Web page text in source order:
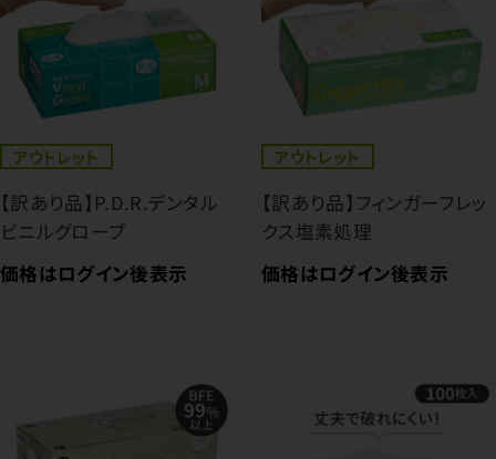
アウトレット
【訳あり品】P.D.R.デンタル
ビニルグローブ
価格はログイン後表示
アウトレット
【訳あり品】フィンガーフレッ
クス塩素処理
価格はログイン後表示